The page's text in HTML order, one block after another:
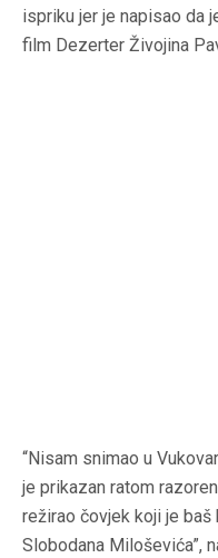
ispriku jer je napisao da
film Dezerter Živojina
“Nisam snimao u
je prikazan ratom
režirao čovjek koji je
Slobodana Miloševića”,